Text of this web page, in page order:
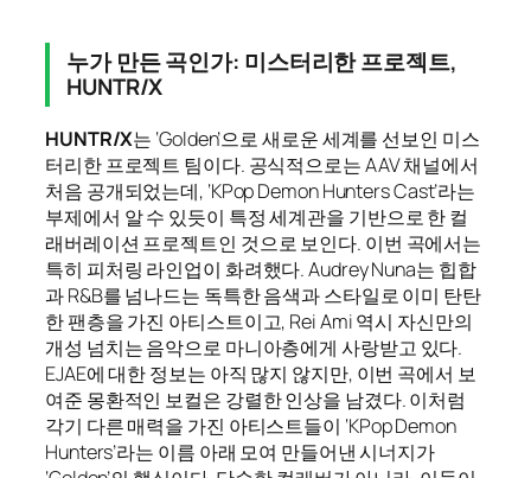
누가 만든 곡인가: 미스터리한 프로젝트,
HUNTR/X
HUNTR/X는 ‘Golden’으로 새로운 세계를 선보인 미스
터리한 프로젝트 팀이다. 공식적으로는 AAV 채널에서
처음 공개되었는데, ‘KPop Demon Hunters Cast’라는
부제에서 알 수 있듯이 특정 세계관을 기반으로 한 컬
래버레이션 프로젝트인 것으로 보인다. 이번 곡에서는
특히 피처링 라인업이 화려했다. Audrey Nuna는 힙합
과 R&B를 넘나드는 독특한 음색과 스타일로 이미 탄탄
한 팬층을 가진 아티스트이고, Rei Ami 역시 자신만의
개성 넘치는 음악으로 마니아층에게 사랑받고 있다.
EJAE에 대한 정보는 아직 많지 않지만, 이번 곡에서 보
여준 몽환적인 보컬은 강렬한 인상을 남겼다. 이처럼
각기 다른 매력을 가진 아티스트들이 ‘KPop Demon
Hunters’라는 이름 아래 모여 만들어낸 시너지가